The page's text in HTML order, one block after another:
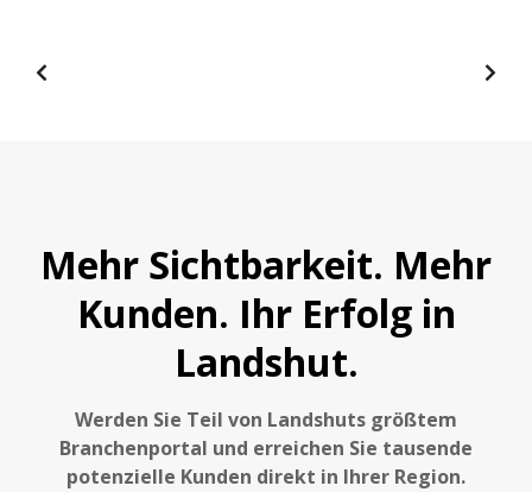
Mehr Sichtbarkeit. Mehr
Kunden. Ihr Erfolg in
Landshut.
Werden Sie Teil von Landshuts größtem
Branchenportal und erreichen Sie tausende
potenzielle Kunden direkt in Ihrer Region.